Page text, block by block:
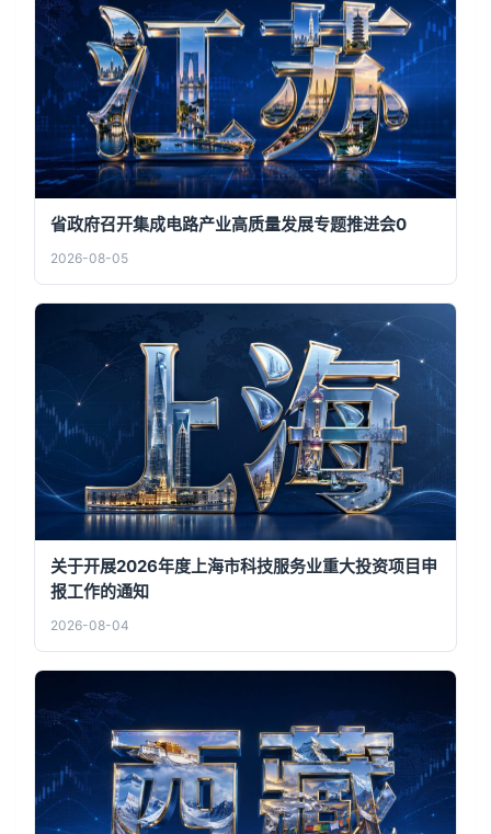
省政府召开集成电路产业高质量发展专题推进会0
2026-08-05
关于开展2026年度上海市科技服务业重大投资项目申
报工作的通知
2026-08-04